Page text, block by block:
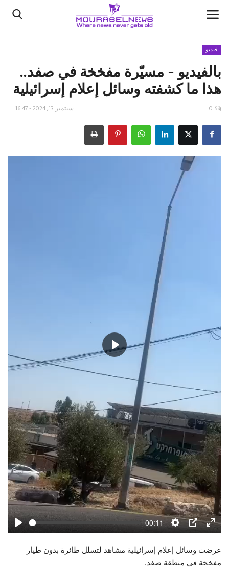
الأخبار
كتّابنا
اقتصاد
علوم وتكنولوجيا
فيديو
بالفيديو - مسيّرة مفخخة في صفد..
هذا ما كشفته وسائل إعلام إسرائيلية
سبتمبر 13, 2024 - 16:47 0
Play
00:11
Settings
PIP
Enter
Play
عرضت وسائل إعلام إسرائيلية مشاهد لتسلل طائرة بدون طيار
مفخخة في منطقة صفد.